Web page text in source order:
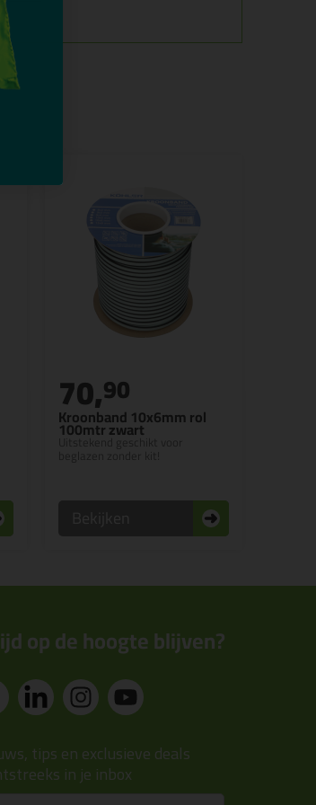
Kroonband 10x6mm rol
100mtr zwart
Uitstekend geschikt voor
70,90
op de hoogte blijven?
tips en exclusieve deals
in je inbox